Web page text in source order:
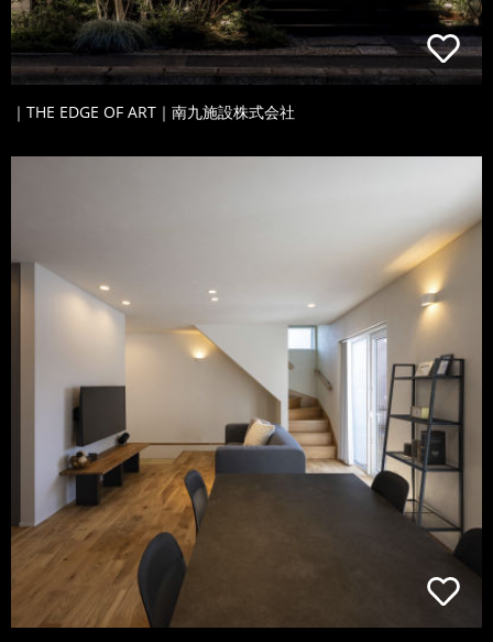
｜THE EDGE OF ART｜南九施設株式会社